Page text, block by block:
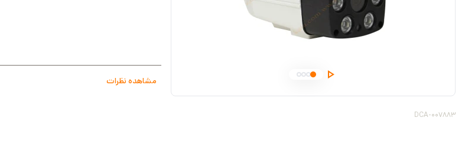
پشتیبانی: TCP/IP , RSTP , ONVIF , ETC
مشاهده نظرات
DCA-007883